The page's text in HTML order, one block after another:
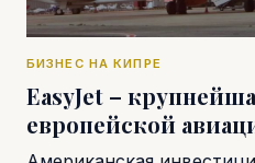
БИЗНЕС НА КИПРЕ
EasyJet –
европейской